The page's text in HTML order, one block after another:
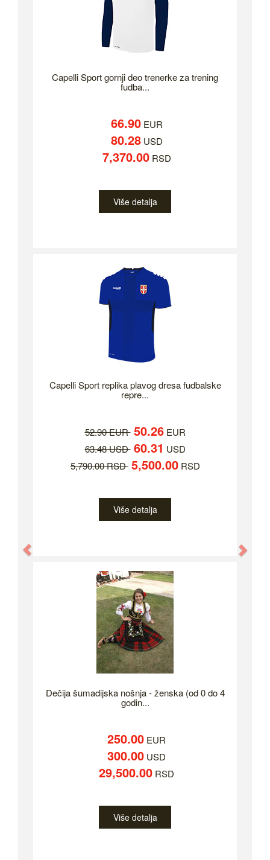
Capelli Sport gornji deo trenerke za trening
fudba...
66.90EUR
80.28USD
7,370.00RSD
Više detalja
Capelli Sport replika plavog dresa fudbalske
repre...
52.90 EUR 50.26EUR
63.48 USD 60.31 USD
5,790.00 RSD 5,500.00RSD
Više detalja
Dečija šumadijska nošnja - ženska (od 0 do 4
godin...
250.00 EUR
300.00 USD
29,500.00 RSD
Više detalja